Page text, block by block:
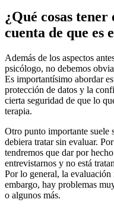
¿Qué cosas
cuenta de que es
Además de los aspectos
psicólogo, no debemos
Es importantísimo abordar
protección de datos y la
cierta seguridad de que lo
terapia.
Otro punto importante suele
debiera tratar sin evaluar.
tendremos que dar por
entrevistarnos y no está
Por lo general, la evaluación
embargo, hay problemas
o algunos más.